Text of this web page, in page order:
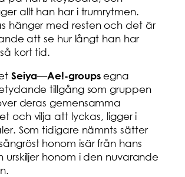
allt han har i trumrytmen.
hänger med resten och det är
att se hur långt han har
kort tid.
Seiya—Ae!-groupsegna
tillgång som gruppen
deras gemensamma
och vilja att lyckas, ligger i
Som tidigare nämnts sätter
honom isär från hans
urskiljer honom i den nuvarande